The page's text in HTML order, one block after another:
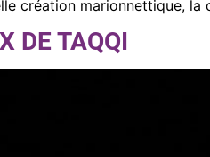
création marionnettique, la
DE TAQQI